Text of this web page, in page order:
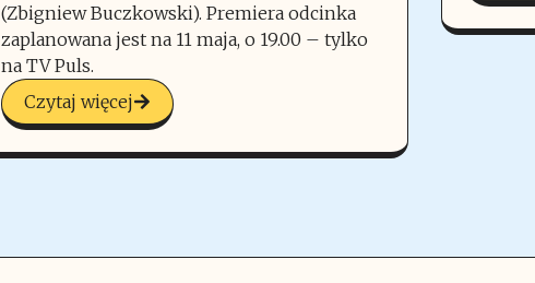
(Zbigniew Buczkowski). Premiera odcinka
zaplanowana jest na 11 maja, o 19.00 – tylko
na TV Puls.
Czytaj więcej